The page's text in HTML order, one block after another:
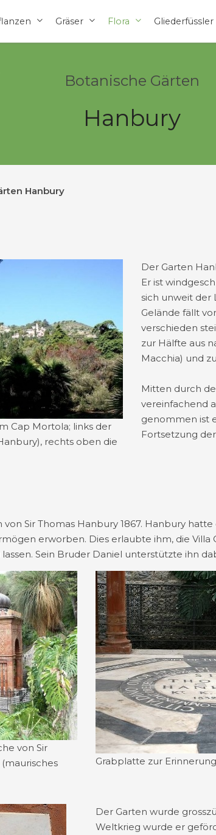
Gräser Flora Gliederfüssler
Botanische Gärten
Hanbury
Hanbury
Cap Mortola; links der
rechts oben die
Der Garten
Er ist
sich unweit der
Gelände fällt
verschieden
zur Hälfte aus
Macchia) und
Mitten durch
vereinfachend
genommen ist
Fortsetzung
Sir Thomas Hanbury 1867. Hanbury
erworben. Dies erlaubte ihm, die
Sein Bruder Daniel unterstützte ihn
von Sir
Grabplatte zur
Der Garten wurde
Weltkrieg wurde er